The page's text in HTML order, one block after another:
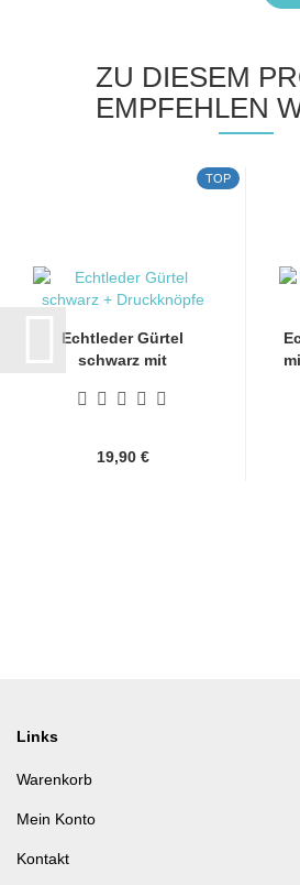
ZU DIESEM
EMPFEHLEN
TOP
Echtleder Gürtel
schwarz mit
19,90 €
Links
Warenkorb
Mein Konto
Kontakt